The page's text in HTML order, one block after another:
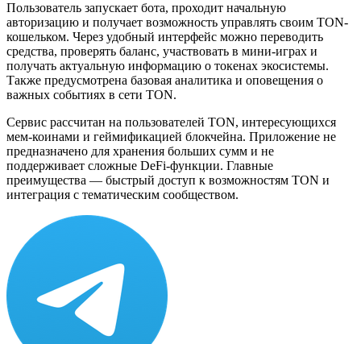
Пользователь запускает бота, проходит начальную
авторизацию и получает возможность управлять своим TON-
кошельком. Через удобный интерфейс можно переводить
средства, проверять баланс, участвовать в мини-играх и
получать актуальную информацию о токенах экосистемы.
Также предусмотрена базовая аналитика и оповещения о
важных событиях в сети TON.
Сервис рассчитан на пользователей TON, интересующихся
мем-коинами и геймификацией блокчейна. Приложение не
предназначено для хранения больших сумм и не
поддерживает сложные DeFi-функции. Главные
преимущества — быстрый доступ к возможностям TON и
интеграция с тематическим сообществом.